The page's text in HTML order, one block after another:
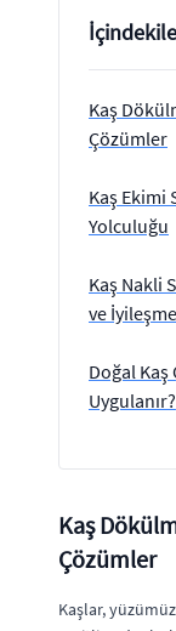
Kaş
Çözümler
Kaş Ekimi
Yolculuğu
Kaş Nakli
ve
Doğal Kaş
Uygulanır?
Kaş
Çözümler
Kaşlar,